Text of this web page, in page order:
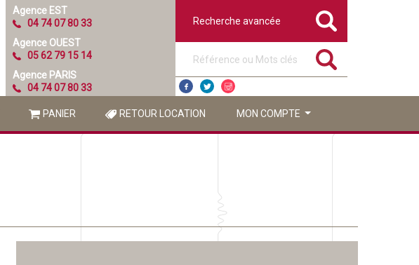
Agence EST
04 74 07 80 33
Agence OUEST
05 62 79 15 14
Agence PARIS
04 74 07 80 33
Recherche avancée
PANIER RETOUR LOCATION MON COMPTE